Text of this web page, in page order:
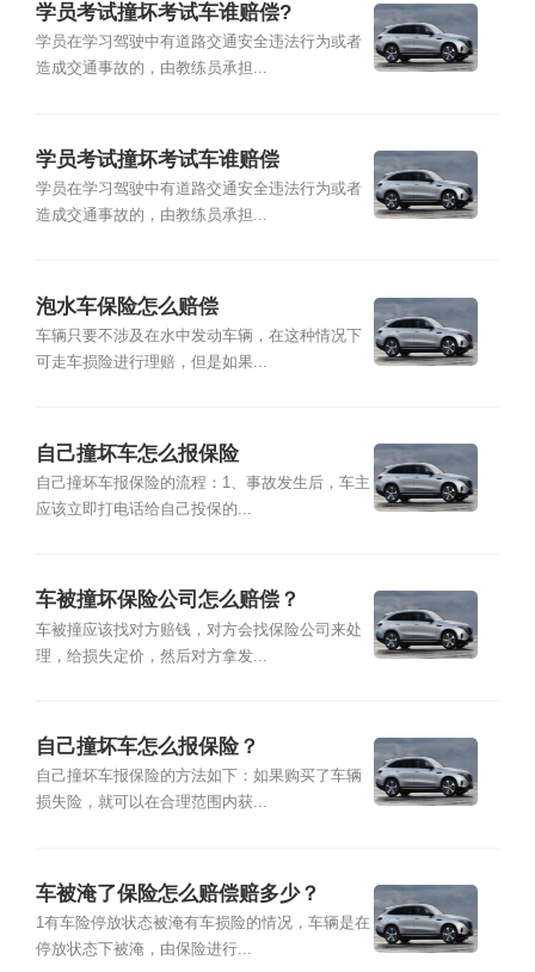
学员考试撞坏考试车谁赔偿?
学员在学习驾驶中有道路交通安全违法行为或者
造成交通事故的，由教练员承担...
学员考试撞坏考试车谁赔偿
学员在学习驾驶中有道路交通安全违法行为或者
造成交通事故的，由教练员承担...
泡水车保险怎么赔偿
车辆只要不涉及在水中发动车辆，在这种情况下
可走车损险进行理赔，但是如果...
自己撞坏车怎么报保险
自己撞坏车报保险的流程：1、事故发生后，车主
应该立即打电话给自己投保的...
车被撞坏保险公司怎么赔偿？
车被撞应该找对方赔钱，对方会找保险公司来处
理，给损失定价，然后对方拿发...
自己撞坏车怎么报保险？
自己撞坏车报保险的方法如下：如果购买了车辆
损失险，就可以在合理范围内获...
车被淹了保险怎么赔偿赔多少？
1有车险停放状态被淹有车损险的情况，车辆是在
停放状态下被淹，由保险进行...